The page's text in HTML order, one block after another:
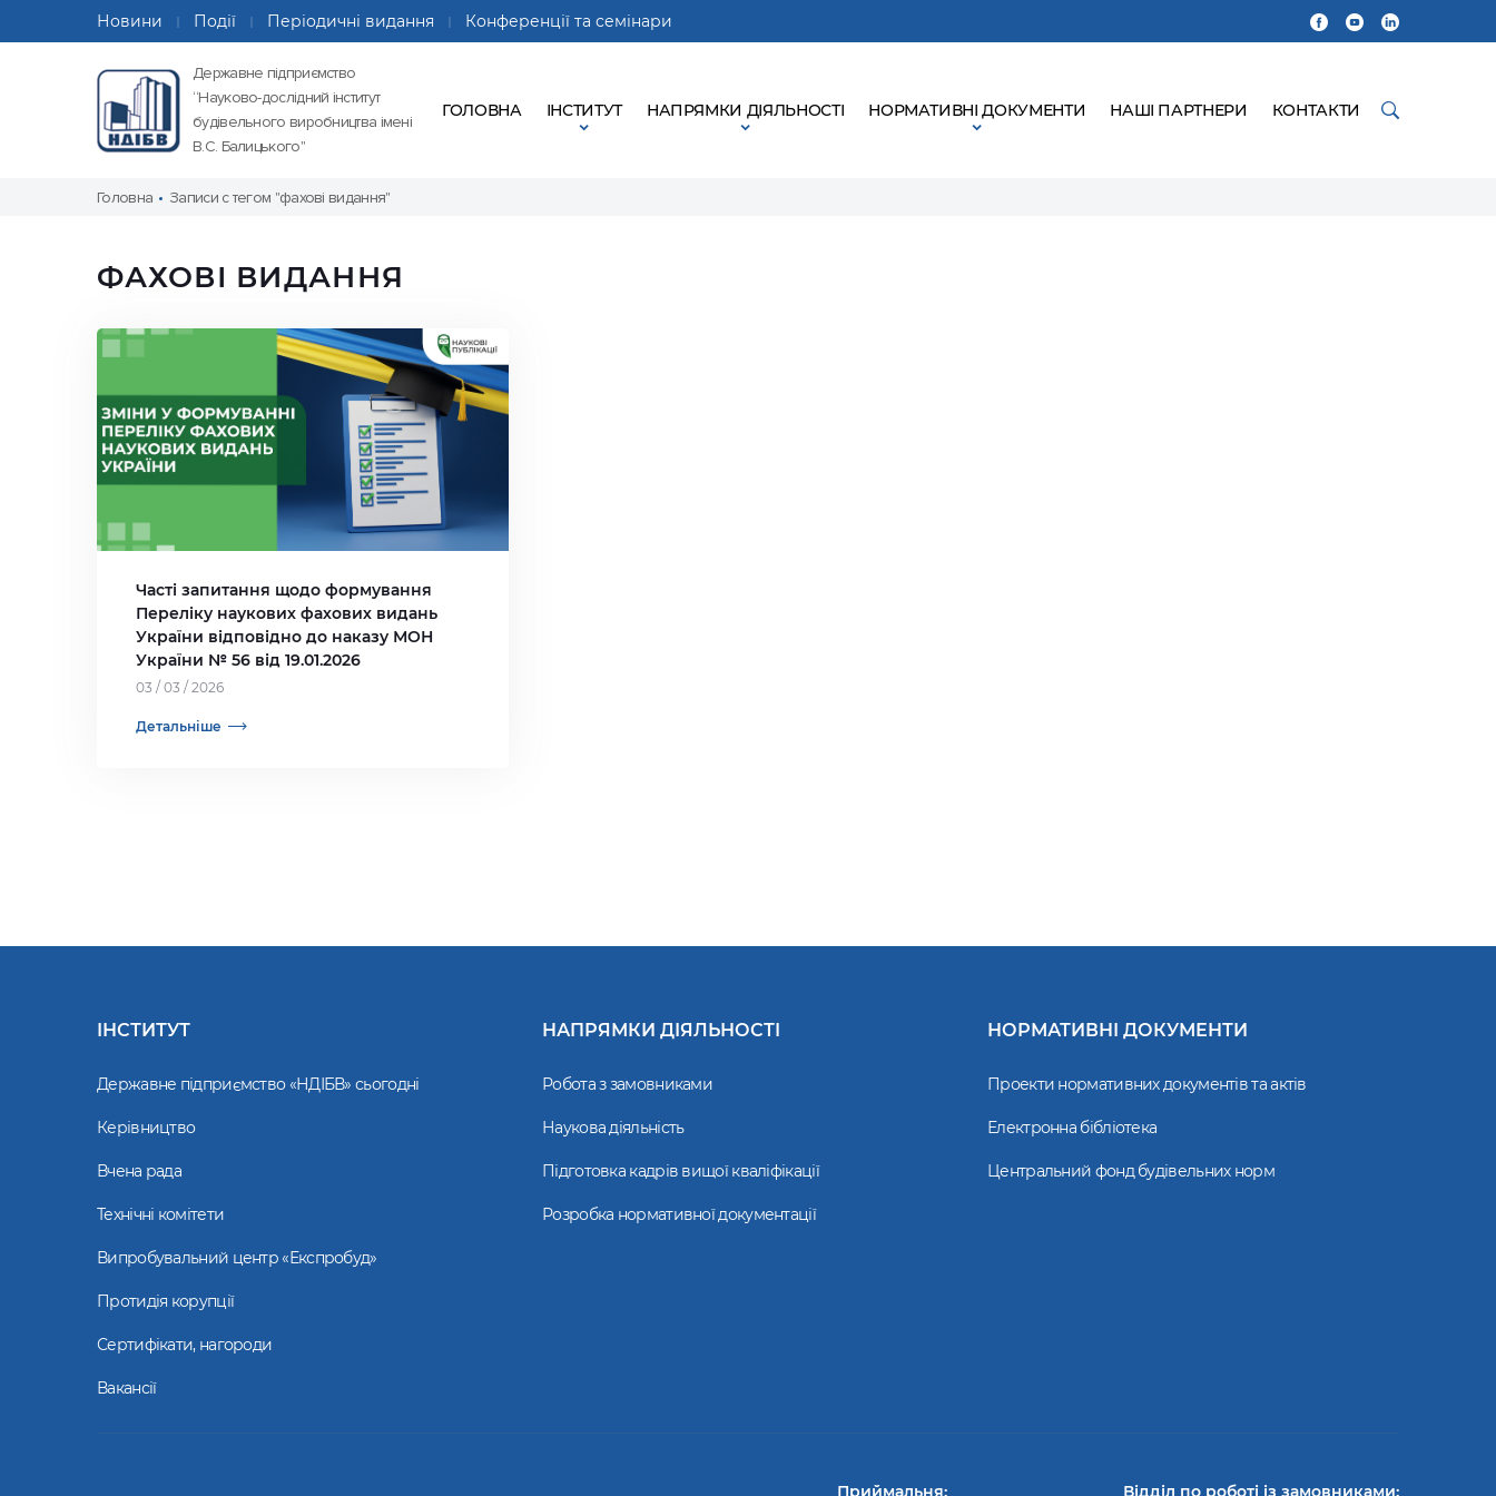
Новини Події Періодичні видання Конференції та семінари
Державне підприємство
“Науково-дослідний інститут
будівельного виробництва імені
В.С. Балицького"
ГОЛОВНА ІНСТИТУТ НАПРЯМКИ ДІЯЛЬНОСТІ НОРМАТИВНІ ДОКУМЕНТИ НАШІ ПАРТНЕРИ КОНТАКТИ
Головна Записи с тегом "фахові видання"
ФАХОВІ ВИДАННЯ
Часті запитання щодо формування
Переліку наукових фахових видань
України відповідно до наказу МОН
України № 56 від 19.01.2026
03 / 03 / 2026
Детальніше
ІНСТИТУТ
Державне підприємство «НДІБВ» сьогодні
Керівництво
Вчена рада
Технічні комітети
Випробувальний центр «Експробуд»
Протидія корупції
Сертифікати, нагороди
Вакансії
НАПРЯМКИ ДІЯЛЬНОСТІ
Робота з замовниками
Наукова діяльність
Підготовка кадрів вищої кваліфікації
Розробка нормативної документації
НОРМАТИВНІ ДОКУМЕНТИ
Проекти нормативних документів та актів
Електронна бібліотека
Центральний фонд будівельних норм
Приймальня: Відділ по роботі із замовниками: